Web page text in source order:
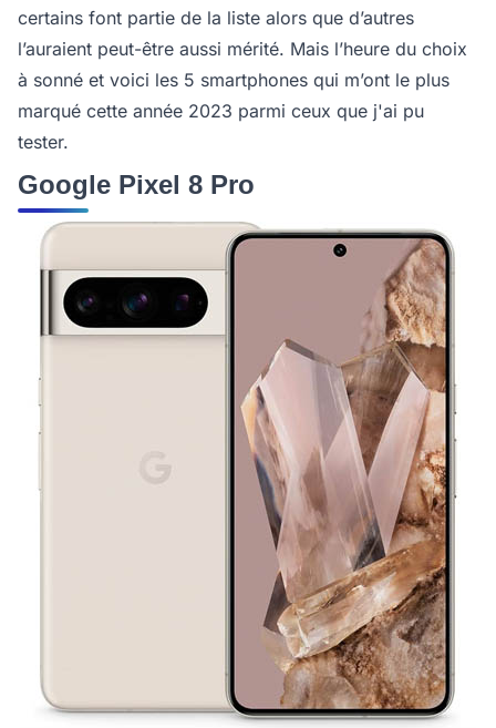
certains font partie de la liste alors que d’autres
l’auraient peut-être aussi mérité. Mais l’heure du choix
à sonné et voici les 5 smartphones qui m’ont le plus
marqué cette année 2023 parmi ceux que j'ai pu
tester.
Google Pixel 8 Pro